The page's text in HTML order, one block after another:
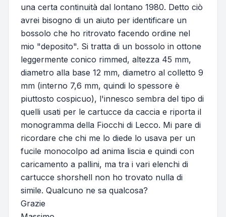
una certa continuità dal lontano 1980. Detto ciò
avrei bisogno di un aiuto per identificare un
bossolo che ho ritrovato facendo ordine nel
mio "deposito". Si tratta di un bossolo in ottone
leggermente conico rimmed, altezza 45 mm,
diametro alla base 12 mm, diametro al colletto 9
mm (interno 7,6 mm, quindi lo spessore è
piuttosto cospicuo), l'innesco sembra del tipo di
quelli usati per le cartucce da caccia e riporta il
monogramma della Fiocchi di Lecco. Mi pare di
ricordare che chi me lo diede lo usava per un
fucile monocolpo ad anima liscia e quindi con
caricamento a pallini, ma tra i vari elenchi di
cartucce shorshell non ho trovato nulla di
simile. Qualcuno ne sa qualcosa?
Grazie